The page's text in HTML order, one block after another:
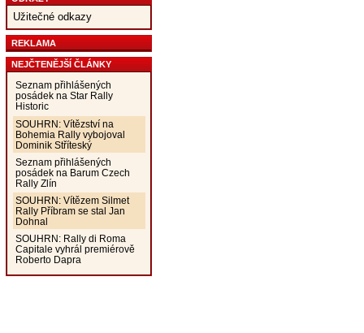
Užitečné odkazy
REKLAMA
NEJČTENĚJŠÍ ČLÁNKY
Seznam přihlášených
posádek na Star Rally
Historic
SOUHRN: Vítězství na
Bohemia Rally vybojoval
Dominik Stříteský
Seznam přihlášených
posádek na Barum Czech
Rally Zlín
SOUHRN: Vítězem Silmet
Rally Příbram se stal Jan
Dohnal
SOUHRN: Rally di Roma
Capitale vyhrál premiérově
Roberto Dapra